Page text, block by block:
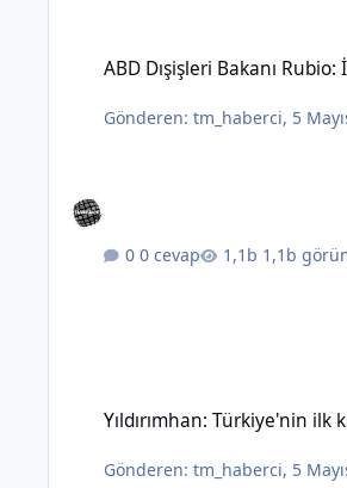
ABD Dışişleri Bakanı
Gönderen:tm_haberci, 5
0 cevap 1,1b
Yıldırımhan: Türkiye'nin ilk
Gönderen:tm_haberci, 5